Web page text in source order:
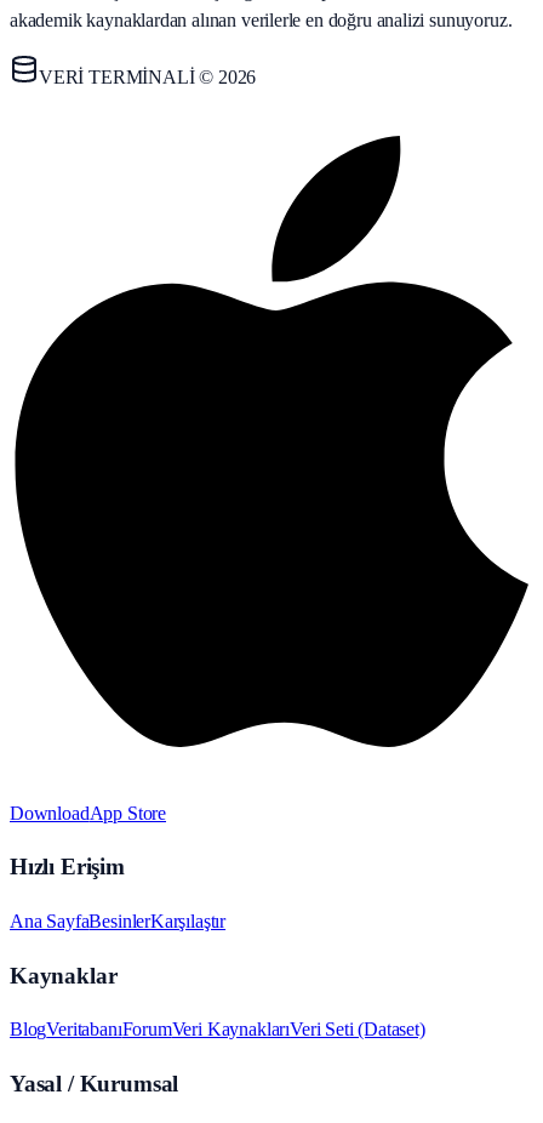
akademik kaynaklardan alınan verilerle en doğru analizi sunuyoruz.
VERİ TERMİNALİ © 2026
DownloadApp Store
Hızlı Erişim
Ana SayfaBesinlerKarşılaştır
Kaynaklar
BlogVeritabanıForumVeri KaynaklarıVeri Seti (Dataset)
Yasal / Kurumsal